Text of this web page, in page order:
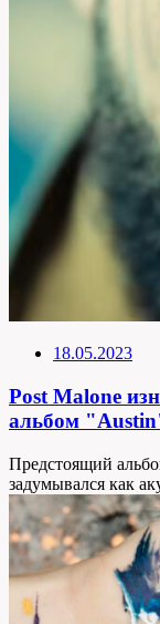
18.05.2023
Post Malone
альбом
Предстоящий
задумывался как